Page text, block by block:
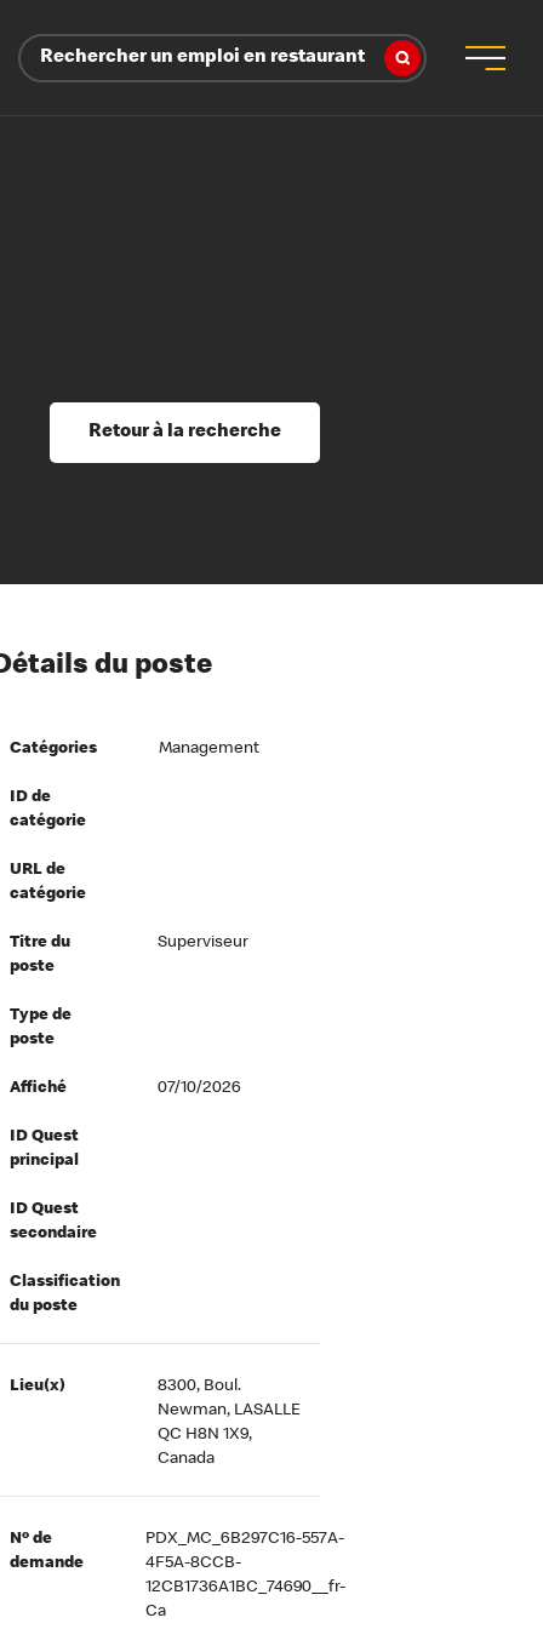
Rechercher un emploi en restaurant
et perfectionnement
du savoir
à l’égard de nos employés
directeurs
équité et inclusion
au travail
Retour à la recherche
du poste
Catégories Management
ID de
catégorie
URL de
catégorie
Titre du
poste
Superviseur
Type de
poste
Affiché 07/10/2026
ID Quest
principal
ID Quest
secondaire
Classification
du poste
Lieu(x)
8300, Boul.
Newman, LASALLE
QC H8N 1X9,
Canada
Nº de
demande
PDX_MC_6B297C16-557A-
4F5A-8CCB-
12CB1736A1BC_74690__fr-
Ca